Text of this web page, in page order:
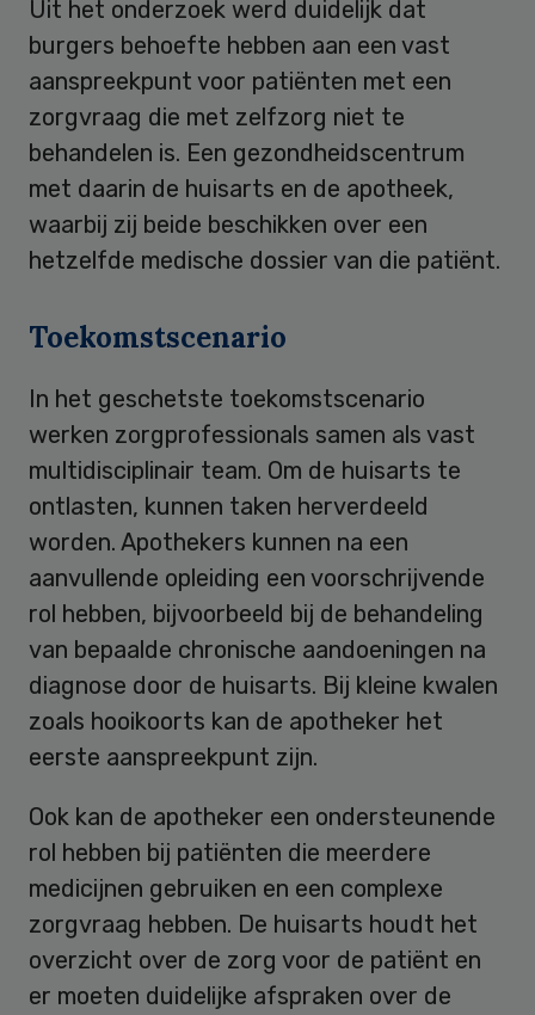
Uit het onderzoek werd duidelijk dat
burgers behoefte hebben aan een vast
aanspreekpunt voor patiënten met een
zorgvraag die met zelfzorg niet te
behandelen is. Een gezondheidscentrum
met daarin de huisarts en de apotheek,
waarbij zij beide beschikken over een
hetzelfde medische dossier van die patiënt.
Toekomstscenario
In het geschetste toekomstscenario
werken zorgprofessionals samen als vast
multidisciplinair team. Om de huisarts te
ontlasten, kunnen taken herverdeeld
worden. Apothekers kunnen na een
aanvullende opleiding een voorschrijvende
rol hebben, bijvoorbeeld bij de behandeling
van bepaalde chronische aandoeningen na
diagnose door de huisarts. Bij kleine kwalen
zoals hooikoorts kan de apotheker het
eerste aanspreekpunt zijn.
Ook kan de apotheker een ondersteunende
rol hebben bij patiënten die meerdere
medicijnen gebruiken en een complexe
zorgvraag hebben. De huisarts houdt het
overzicht over de zorg voor de patiënt en
er moeten duidelijke afspraken over de